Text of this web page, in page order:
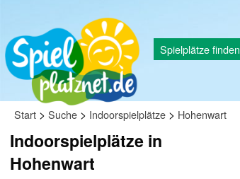
Spielplätze finden
Start > Suche > Indoorspielplätze > Hohenwart
Indoorspielplätze in
Hohenwart